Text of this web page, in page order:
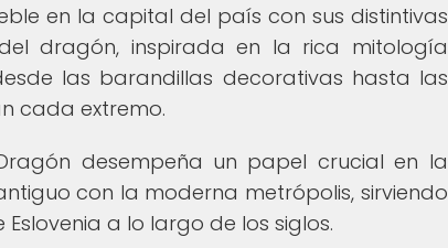
en la capital del país con sus distintivas
dragón, inspirada en la rica mitología
las barandillas decorativas hasta las
cada extremo.
desempeña un papel crucial en la
con la moderna metrópolis, sirviendo
a lo largo de los siglos.